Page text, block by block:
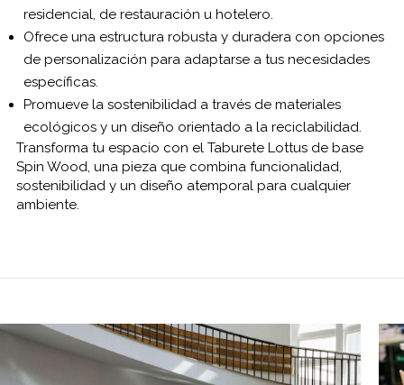
residencial, de restauración u hotelero.
Ofrece una estructura robusta y duradera con opciones
de personalización para adaptarse a tus necesidades
específicas.
Promueve la sostenibilidad a través de materiales
ecológicos y un diseño orientado a la reciclabilidad.
Transforma tu espacio con el Taburete Lottus de base
Spin Wood, una pieza que combina funcionalidad,
sostenibilidad y un diseño atemporal para cualquier
ambiente.